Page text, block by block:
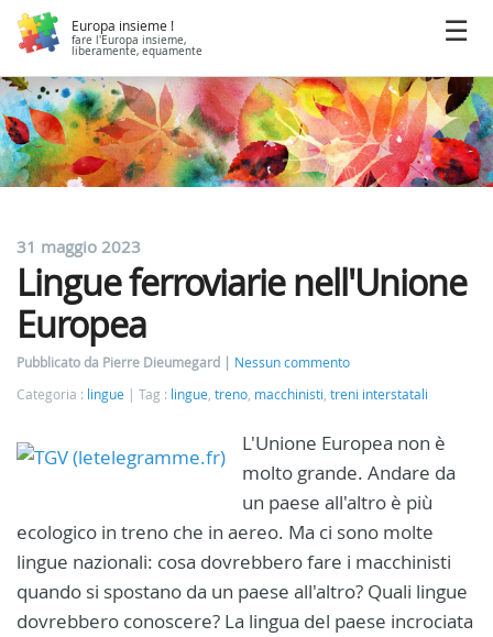
Europa insieme !
fare l'Europa insieme,
liberamente, equamente
31 maggio 2023
Lingue ferroviarie nell'Unione
Europea
Pubblicato da Pierre Dieumegard
Nessun commento
Categoria : lingue Tag : lingue, treno, macchinisti, treni interstatali
L'Unione Europea non è
molto grande. Andare da
un paese all'altro è più
ecologico in treno che in aereo. Ma ci sono molte
lingue nazionali: cosa dovrebbero fare i macchinisti
quando si spostano da un paese all'altro? Quali lingue
dovrebbero conoscere? La lingua del paese incrociata